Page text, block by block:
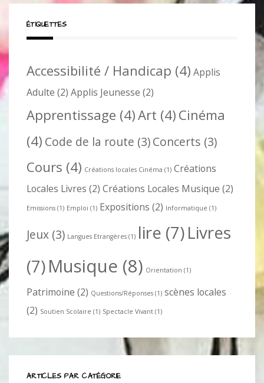
ÉTIQUETTES
Accessibilité / Handicap (4) Applis
Adulte (2) Applis Jeunesse (2)
Apprentissage (4)Art (4) Cinéma
(4) Code de la route (3)Concerts (3)
Cours (4) Créations locales Cinéma (1) Créations
Locales Livres (2) Créations Locales Musique (2)
Emissions (1) Emploi (1) Expositions (2) Informatique (1)
Jeux (3) Langues Etrangères (1) lire (7)Livres
(7)Musique (8) Orientation (1)
Patrimoine (2) Questions/Réponses (1) scènes locales
(2) Soutien Scolaire (1) Spectacle Vivant (1)
ARTICLES PAR CATÉGORIE